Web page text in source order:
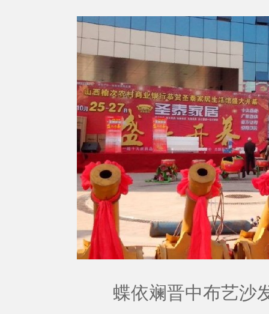
蝶依斓晋中布艺沙